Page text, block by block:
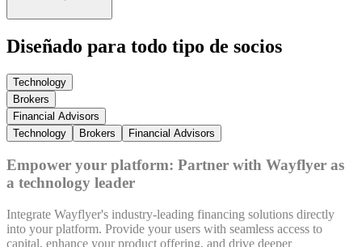
Diseñado para todo tipo de socios
Technology
Brokers
Financial Advisors
Technology
Brokers Financial Advisors
Empower your platform: Partner with Wayflyer as
a technology leader
Integrate Wayflyer's industry-leading financing solutions directly
into your platform. Provide your users with seamless access to
capital, enhance your product offering, and drive deeper